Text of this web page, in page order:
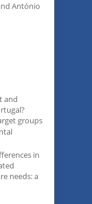
António
and
groups
in
needs: a